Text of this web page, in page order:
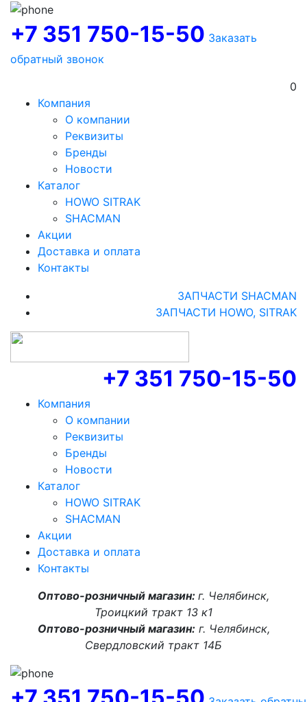
+7 351 750-15-50 Заказать
обратный звонок
0
Компания
О компании
Реквизиты
Бренды
Новости
Каталог
HOWO SITRAK
SHACMAN
Акции
Доставка и оплата
Контакты
ЗАПЧАСТИ SHACMAN
ЗАПЧАСТИ HOWO, SITRAK
+7 351 750-15-50
Компания
О компании
Реквизиты
Бренды
Новости
Каталог
HOWO SITRAK
SHACMAN
Акции
Доставка и оплата
Контакты
Оптово-розничный магазин: г. Челябинск,
Троицкий тракт 13 к1
Оптово-розничный магазин:г. Челябинск,
Свердловский тракт 14Б